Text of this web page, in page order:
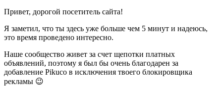
Привет, дорогой посетитель сайта!
Я заметил, что ты здесь уже больше чем 5 минут и надеюсь,
это время проведено интересно.
Наше сообщество живет за счет щепотки платных
объявлений, поэтому я был бы очень благодарен за
добавление Pikuco в исключения твоего блокировщика
рекламы 😉